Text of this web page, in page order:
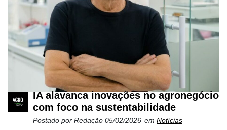
IA alavanca inovações no agronegócio
com foco na sustentabilidade
Postado por Redação 05/02/2026 em Notícias